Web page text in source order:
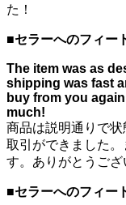
た！
■セラーへのフィー
The item was as
shipping was fast
buy from you
much!
商品は説明通りで
取引ができました
す。ありがとうござ
■セラーへのフィー